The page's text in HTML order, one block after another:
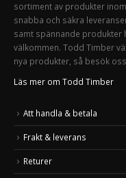
sortiment av produkter
snabba och säkra
samt spännande produkter
välkommen. Todd Timber
nya produkter, så besök
Läs mer om Todd Timber
Att handla & betala
Frakt & leverans
Returer